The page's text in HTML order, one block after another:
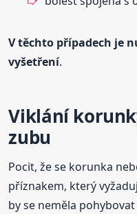
V těchto případech je
vyšetření.
Viklání
zubu
Pocit, že se korunka
příznakem, který
by se neměla